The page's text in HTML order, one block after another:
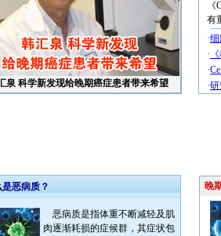
泉 科学新发现给晚期癌症患者带来希望
有
·细
·
·
·
是恶病质？
恶病质是指体重不断减轻及肌
肉逐渐耗损的症候群，其症状包
晚